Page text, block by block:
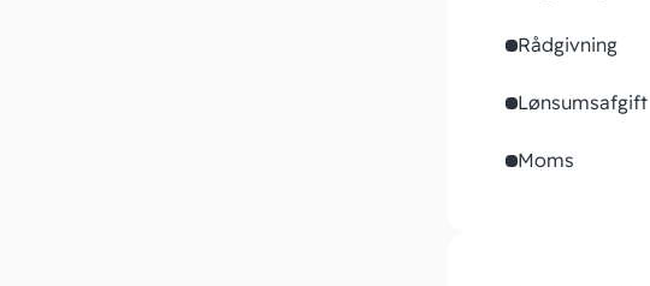
Rådgivning
Lønsumsafgift
Moms